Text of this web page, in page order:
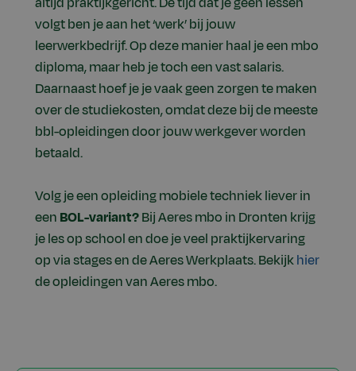
volgt ben je aan het ‘werk’ bij jouw
leerwerkbedrijf. Op deze manier haal je een mbo
diploma, maar heb je toch een vast salaris.
Daarnaast hoef je je vaak geen zorgen te maken
over de studiekosten, omdat deze bij de meeste
bbl-opleidingen door jouw werkgever worden
betaald.
Volg je een opleiding mobiele techniek liever in
een BOL-variant?Bij Aeres mbo in Dronten krijg
je les op school en doe je veel praktijkervaring
op via stages en de Aeres Werkplaats. Bekijkhier
de opleidingen van Aeres mbo.